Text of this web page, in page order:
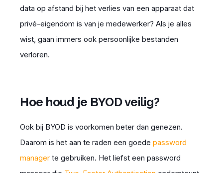
data op afstand bij het verlies van een apparaat dat
privé-eigendom is van je medewerker? Als je alles
wist, gaan immers ook persoonlijke bestanden
verloren.
Hoe houd je BYOD veilig?
Ook bij BYOD is voorkomen beter dan genezen.
Daarom is het aan te raden een goede password
manager te gebruiken. Het liefst een password